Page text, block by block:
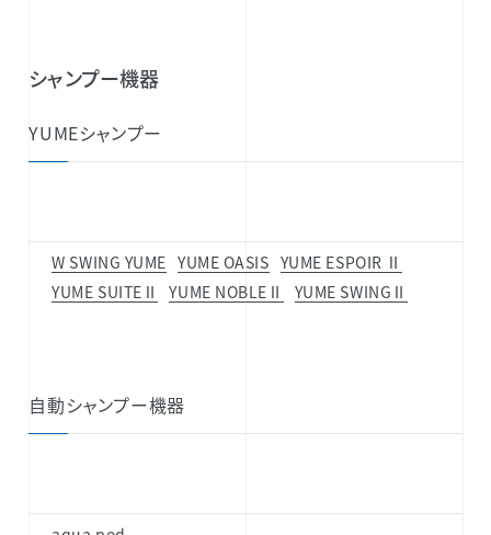
シャンプー機器
YUMEシャンプー
W SWING YUME YUME OASIS YUME ESPOIR Ⅱ
YUME SUITEⅡ
YUME NOBLEⅡ YUME SWINGⅡ
自動シャンプー機器